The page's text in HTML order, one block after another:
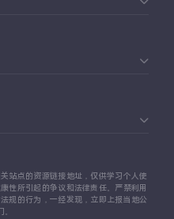
站点的资源链接地址，仅供学习个人使
性所引起的争议和法律责任。严禁利用
规的行为，一经发现，立即上报当地公
。